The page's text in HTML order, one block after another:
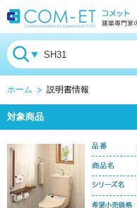
ホーム 説明書情報
対象商品